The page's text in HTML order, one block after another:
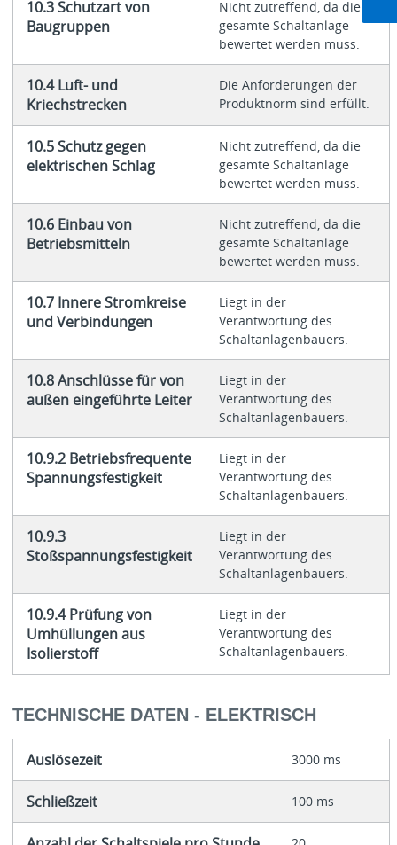
10.3 Schutzart von
Baugruppen
Nicht zutreffend, da die
gesamte Schaltanlage
bewertet werden muss.
10.4 Luft- und
Kriechstrecken
Die Anforderungen der
Produktnorm sind erfüllt.
10.5 Schutz gegen
elektrischen Schlag
Nicht zutreffend, da die
gesamte Schaltanlage
bewertet werden muss.
10.6 Einbau von
Betriebsmitteln
Nicht zutreffend, da die
gesamte Schaltanlage
bewertet werden muss.
10.7 Innere Stromkreise
und Verbindungen
Liegt in der
Verantwortung des
Schaltanlagenbauers.
10.8 Anschlüsse für von
außen eingeführte Leiter
Liegt in der
Verantwortung des
Schaltanlagenbauers.
10.9.2 Betriebsfrequente
Spannungsfestigkeit
Liegt in der
Verantwortung des
Schaltanlagenbauers.
10.9.3
Stoßspannungsfestigkeit
Liegt in der
Verantwortung des
Schaltanlagenbauers.
10.9.4 Prüfung von
Umhüllungen aus
Isolierstoff
Liegt in der
Verantwortung des
Schaltanlagenbauers.
TECHNISCHE DATEN - ELEKTRISCH
Auslösezeit 3000 ms
Schließzeit 100 ms